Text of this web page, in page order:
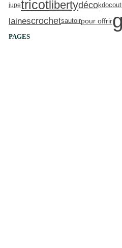
jupetricotlibertydécokdo
lainescrochetsautoirpour offrir
PAGES